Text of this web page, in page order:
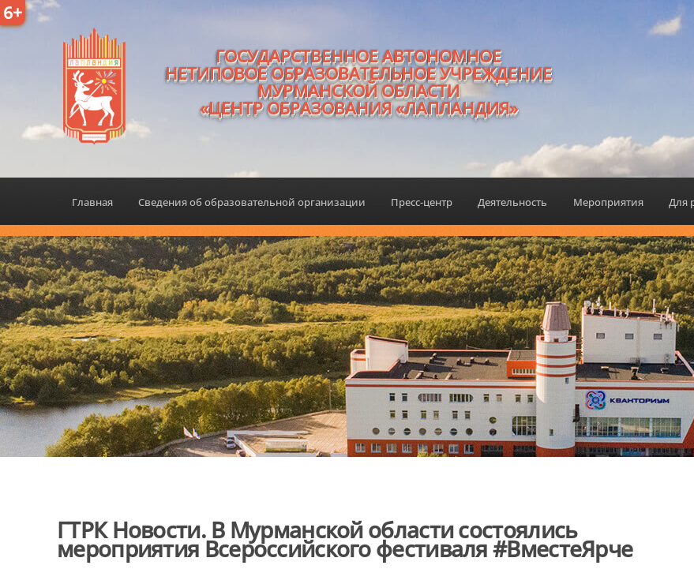
6+
ГОСУДАРСТВЕННОЕ АВТОНОМНОЕ
НЕТИПОВОЕ ОБРАЗОВАТЕЛЬНОЕ УЧРЕЖДЕНИЕ
МУРМАНСКОЙ ОБЛАСТИ
«ЦЕНТР ОБРАЗОВАНИЯ «ЛАПЛАНДИЯ»
Главная Сведения об образовательной организации Пресс-центр Деятельность Мероприятия Для
ГТРК Новости. В Мурманской области состоялись
мероприятия Всероссийского фестиваля #ВместеЯрче